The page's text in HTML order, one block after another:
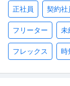
正社員 契約社
フリーター 未
フレックス 時